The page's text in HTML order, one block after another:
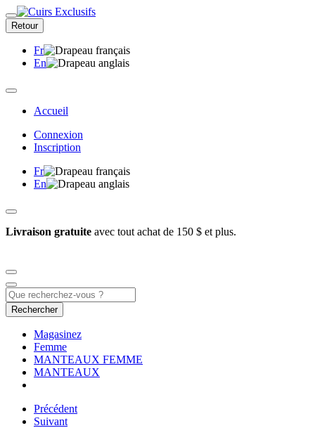
Retour
Fr
En
Accueil
Connexion
Inscription
Fr
En
Livraison gratuite avec tout achat de 150 $ et plus.
Rechercher
Magasinez
Femme
MANTEAUX FEMME
MANTEAUX
Précédent
Suivant